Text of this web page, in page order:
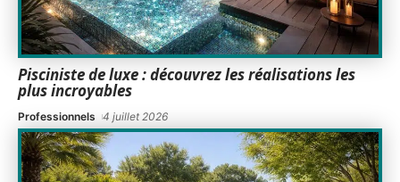
Pisciniste de luxe : découvrez les réalisations les
plus incroyables
Professionnels 4 juillet 2026